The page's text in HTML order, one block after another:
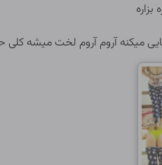
آروم آروم لخت میشه کلی حرفای سکسی